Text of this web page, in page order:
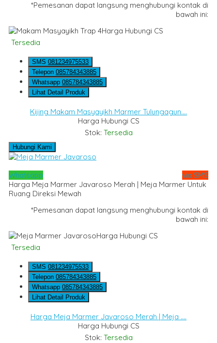
*Pemesanan dapat langsung menghubungi kontak di
bawah ini:
Harga Hubungi CS
Tersedia
SMS 081234975533
Telepon 085784343885
Whatsapp 085784343885
Lihat Detail Produk
Kijing Makam Masyayikh Marmer Tulungagun....
Harga Hubungi CS
Stok: Tersedia
Hubungi Kami
Whatsapp
via SMS
Harga Meja Marmer Javaroso Merah | Meja Marmer Untuk
Ruang Direksi Mewah
*Pemesanan dapat langsung menghubungi kontak di
bawah ini:
Harga Hubungi CS
Tersedia
SMS 081234975533
Telepon 085784343885
Whatsapp 085784343885
Lihat Detail Produk
Harga Meja Marmer Javaroso Merah | Meja ....
Harga Hubungi CS
Stok: Tersedia